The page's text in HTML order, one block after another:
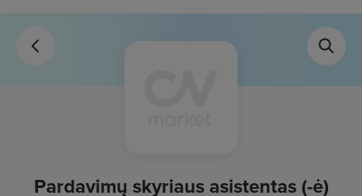
Pardavimų skyriaus asistentas (-ė)